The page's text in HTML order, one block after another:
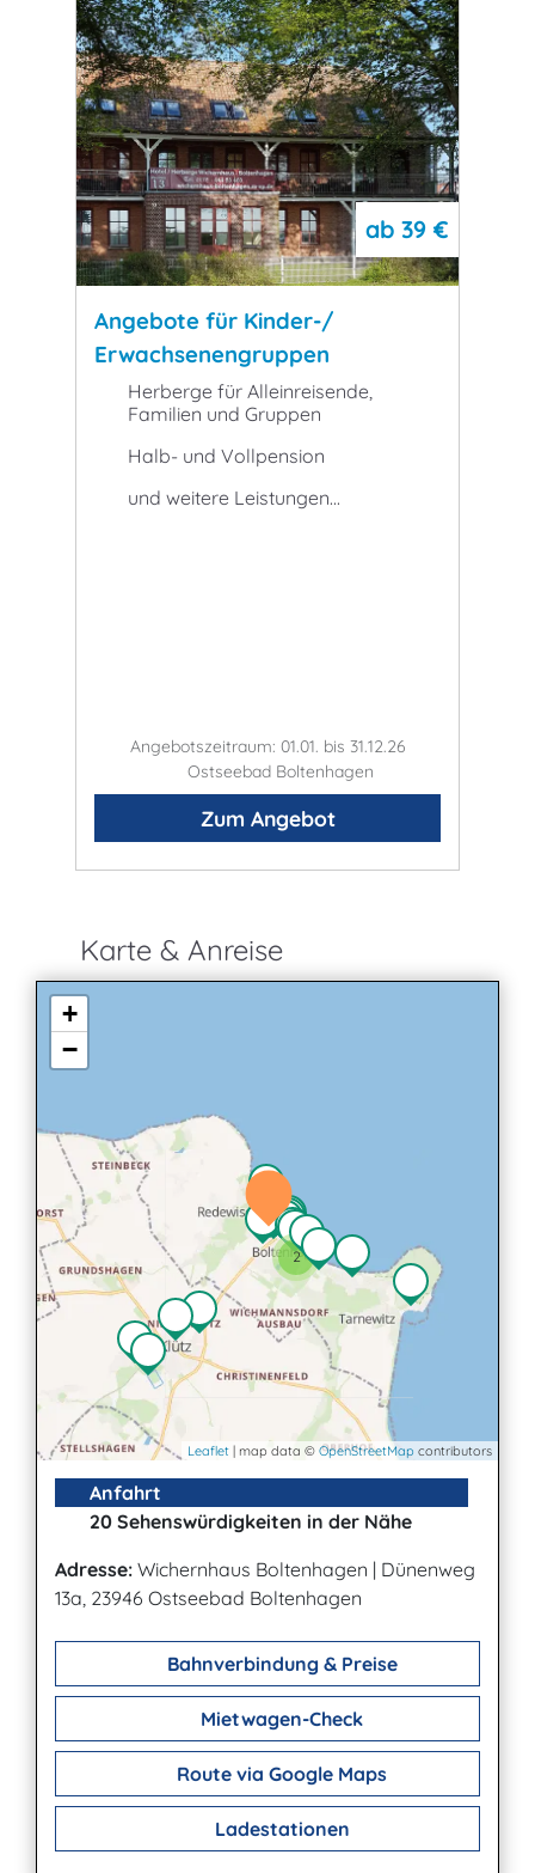
ab 39 €
Angebote für Kinder-/
Erwachsenengruppen
Herberge für Alleinreisende,
Familien und Gruppen
Halb- und Vollpension
und weitere Leistungen...
Angebotszeitraum: 01.01. bis 31.12.26
Ostseebad Boltenhagen
Zum Angebot
Karte & Anreise
2
+
−
Leaflet | map data © OpenStreetMap contributors
Anfahrt
20 Sehenswürdigkeiten in der Nähe
Adresse: Wichernhaus Boltenhagen | Dünenweg
13a, 23946 Ostseebad Boltenhagen
Bahnverbindung & Preise
Mietwagen-Check
Route via Google Maps
Ladestationen